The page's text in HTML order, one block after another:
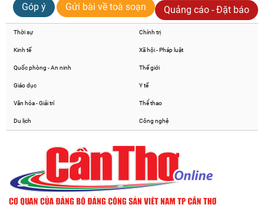
Góp ý
Gửi bài về toà soạn Quảng cáo - Đặt báo
Thời sự Chính trị
Kinh tế Xã hội - Pháp luật
Quốc phòng - An ninh Thế giới
Giáo dục Y tế
Văn hóa - Giải trí Thể thao
Du lịch Công nghệ